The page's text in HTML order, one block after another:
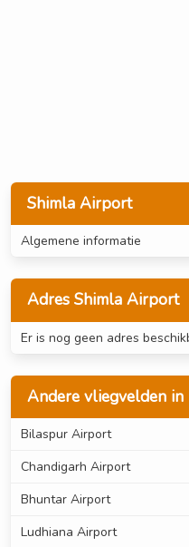
Shimla Airport
Algemene informatie
Adres Shimla Airport
Er is nog geen adres
Andere vliegvelden in
Bilaspur Airport
Chandigarh Airport
Bhuntar Airport
Ludhiana Airport